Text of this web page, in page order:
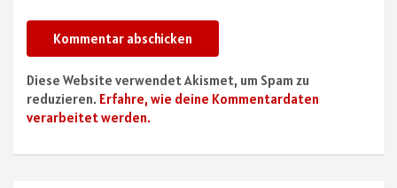
Diese Website verwendet Akismet, um Spam zu
reduzieren. Erfahre, wie deine Kommentardaten
verarbeitet werden.